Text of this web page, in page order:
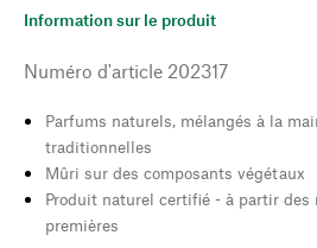
Information sur le produit
Numéro d'article 202317
Parfums naturels, mélangés à la
traditionnelles
Mûri sur des composants végétaux
Produit naturel certifié - à partir des
premières